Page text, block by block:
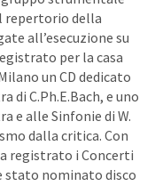
repertorio della
all’esecuzione su
per la casa
un CD dedicato
di C.Ph.E.Bach, e uno
e alle Sinfonie di W.
dalla critica. Con
registrato i Concerti
stato nominato disco